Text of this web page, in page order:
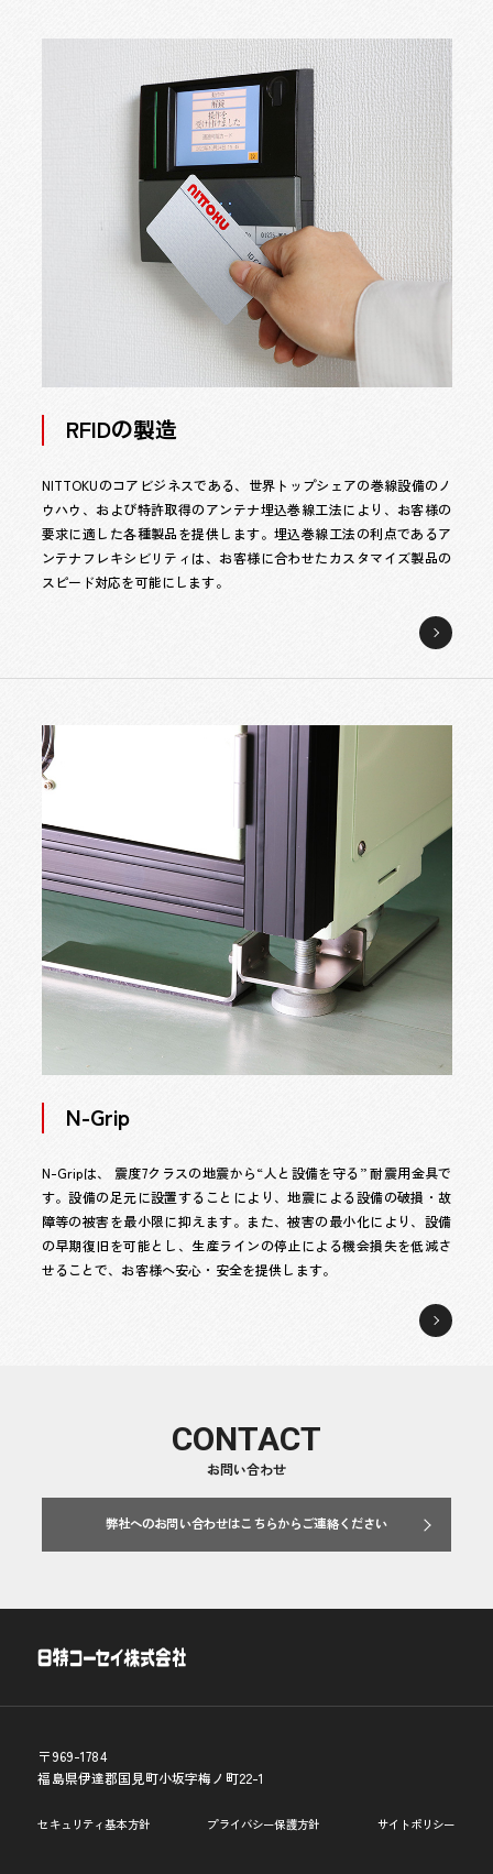
RFIDの製造
NITTOKUのコアビジネスである、世界トップシェアの巻線設備のノ
ウハウ、および特許取得のアンテナ埋込巻線工法により、お客様の
要求に適した各種製品を提供します。埋込巻線工法の利点であるア
ンテナフレキシビリティは、お客様に合わせたカスタマイズ製品の
スピード対応を可能にします。
RFID
製
ペ
N-Grip
N-Gripは、 震度7クラスの地震から“人と設備を守る” 耐震用金具で
す。設備の足元に設置することにより、地震による設備の破損・故
障等の被害を最小限に抑えます。また、被害の最小化により、設備
の早期復旧を可能とし、生産ラインの停止による機会損失を低減さ
せることで、お客様へ安心・安全を提供します。
N-
お問い合わせ
CONTACT
弊社へのお問い合わせはこちらからご連絡ください
〒969-1784
福島県伊達郡国見町小坂字梅ノ町22-1
セキュリティ基本方針 プライバシー保護方針 サイトポリシー